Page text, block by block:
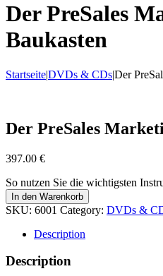
Der PreSales
Baukasten
Startseite|DVDs & CDs|Der
Der PreSales
397.00 €
So nutzen Sie die wichtigsten
In den Warenkorb
SKU: 6001 Category: DVDs &
Description
Description